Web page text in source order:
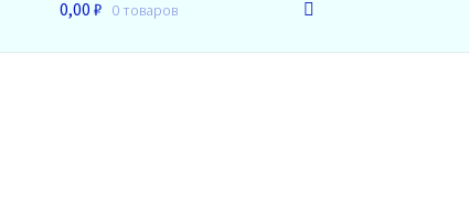
0,00 ₽ 0 товаров